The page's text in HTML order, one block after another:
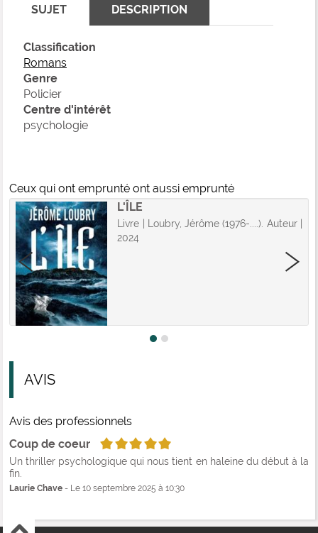
SUJET DESCRIPTION
Classification
Romans
Genre
Policier
Centre d'intérêt
psychologie
Ceux qui ont emprunté ont aussi emprunté
L'ÎLE
Livre | Loubry, Jérôme (1976-....). Auteur |
2024
AVIS
Avis des professionnels
Coup de coeur
5/5
Un thriller psychologique qui nous tient en haleine du début à la
fin.
Laurie Chave - Le 10 septembre 2025 à 10:30